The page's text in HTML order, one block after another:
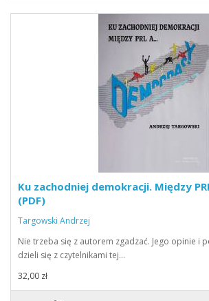
Ku zachodniej demokracji. Między
(PDF)
Targowski Andrzej
Nie trzeba się z autorem zgadzać. Jego opinie i
dzieli się z czytelnikami tej…
32,00 zł